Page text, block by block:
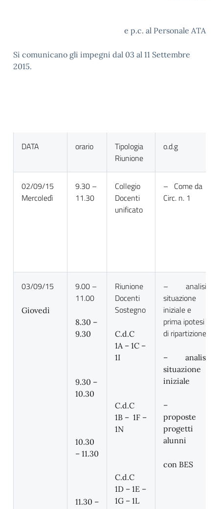
e p.c. al Personale ATA
Si comunicano gli impegni dal 03 al 11 Settembre
2015.
DATA orario
Tipologia
Riunione
o.d.g
02/09/15
Mercoledì
9.30 –
11.30
Collegio
Docenti
unificato
– Come da
Circ. n. 1
03/09/15
Giovedì
9.00 –
11.00
8.30 –
9.30
9.30 –
10.30
10.30
– 11.30
11.30 –
Riunione
Docenti
Sostegno
C.d.C
1A – 1C –
1I
C.d.C
1B – 1F –
1N
C.d.C
1D – 1E –
1G – 1L
– analisi
situazione
iniziale e
prima ipotesi
di ripartizione
– analisi
situazione
iniziale
–
proposte
progetti
alunni
con BES